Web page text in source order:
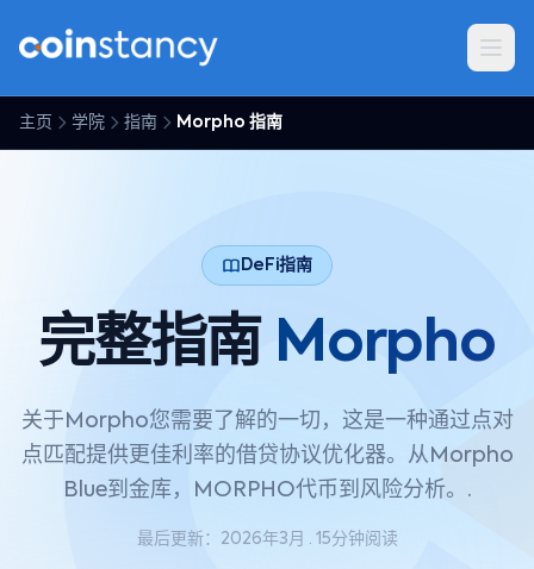
主页 学院 指南 Morpho 指南
DeFi指南
完整指南 Morpho
关于Morpho您需要了解的一切，这是一种通过点对
点匹配提供更佳利率的借贷协议优化器。从Morpho
Blue到金库，MORPHO代币到风险分析。.
最后更新：2026年3月 · 15分钟阅读